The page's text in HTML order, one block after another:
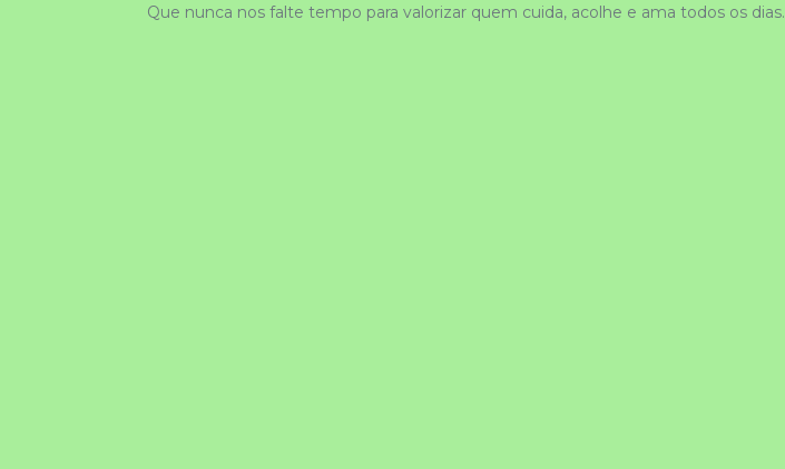
Que nunca nos falte tempo para valorizar quem cuida, acolhe e ama todos os dias.